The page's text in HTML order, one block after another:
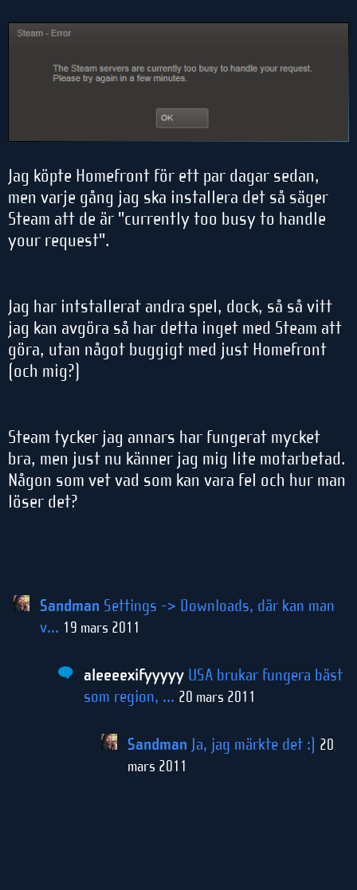
Jag köpte Homefront för ett par dagar sedan,
men varje gång jag ska installera det så säger
Steam att de är "currently too busy to handle
your request".
Jag har intstallerat andra spel, dock, så så vitt
jag kan avgöra så har detta inget med Steam att
göra, utan något buggigt med just Homefront
(och mig?)
Steam tycker jag annars har fungerat mycket
bra, men just nu känner jag mig lite motarbetad.
Någon som vet vad som kan vara fel och hur man
löser det?
Sandman Settings -> Downloads, där kan man
v... 19 mars 2011
aleeeexifyyyyy USA brukar fungera bäst
som region, ... 20 mars 2011
Sandman Ja, jag märkte det :) 20
mars 2011